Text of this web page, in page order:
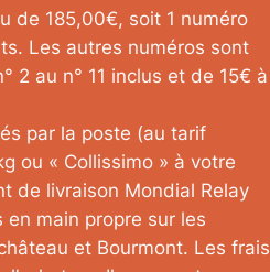
de 185,00€, soit 1 numéro
Les autres numéros sont
2 au n° 11 inclus et de 15€ à
par la poste (au tarif
ou « Collissimo » à votre
de livraison Mondial Relay
main propre sur les
et Bourmont. Les frais